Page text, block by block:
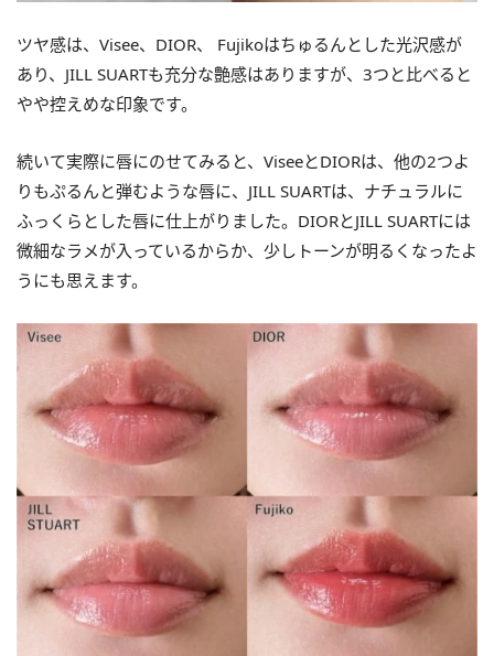
ツヤ感は、Visee、DIOR、 Fujikoはちゅるんとした光沢感が
あり、JILL SUARTも充分な艶感はありますが、3つと比べると
やや控えめな印象です。
続いて実際に唇にのせてみると、ViseeとDIORは、他の2つよ
りもぷるんと弾むような唇に、JILL SUARTは、ナチュラルに
ふっくらとした唇に仕上がりました。DIORとJILL SUARTには
微細なラメが入っているからか、少しトーンが明るくなったよ
うにも思えます。